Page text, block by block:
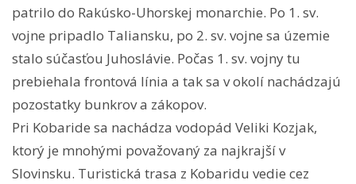
patrilo do Rakúsko-Uhorskej monarchie. Po 1. sv.
vojne pripadlo Taliansku, po 2. sv. vojne sa územie
stalo súčasťou Juhoslávie. Počas 1. sv. vojny tu
prebiehala frontová línia a tak sa v okolí nachádzajú
pozostatky bunkrov a zákopov.
Pri Kobaride sa nachádza vodopád Veliki Kozjak,
ktorý je mnohými považovaný za najkrajší v
Slovinsku. Turistická trasa z Kobaridu vedie cez